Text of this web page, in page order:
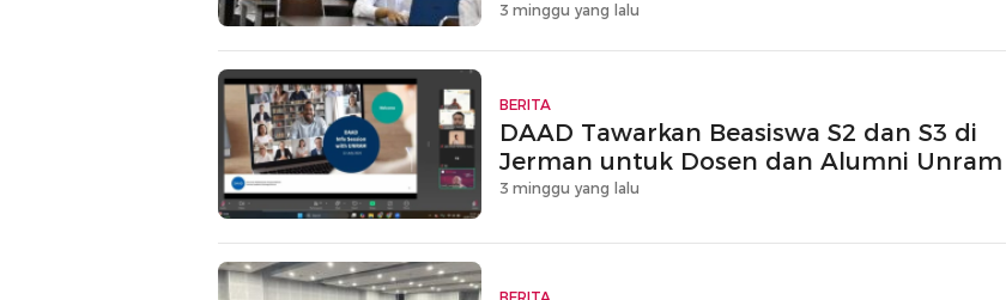
3 minggu yang lalu
BERITA
DAAD Tawarkan Beasiswa S2 dan S3 di
Jerman untuk Dosen dan Alumni Unram
3 minggu yang lalu